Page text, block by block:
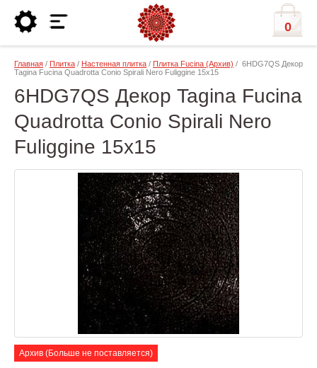
0
Главная / Плитка / Настенная плитка / Плитка Fucina (Архив) / 6HDG7QS Декор
Tagina Fucina Quadrotta Conio Spirali Nero Fuliggine 15x15
6HDG7QS Декор Tagina Fucina
Quadrotta Conio Spirali Nero
Fuliggine 15x15
Архив (Больше не поставляется)